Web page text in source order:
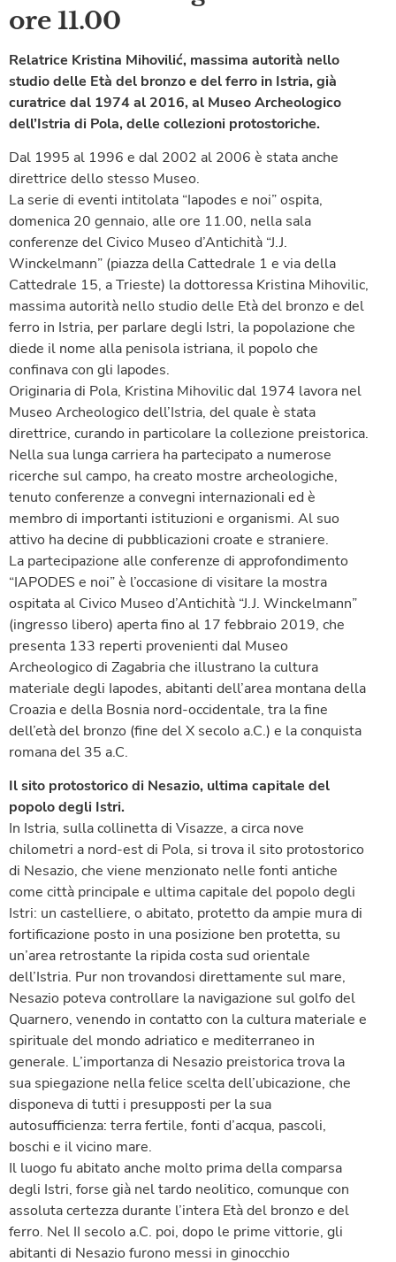
ore 11.00
Relatrice Kristina Mihovilić, massima autorità nello
studio delle Età del bronzo e del ferro in Istria, già
curatrice dal 1974 al 2016, al Museo Archeologico
dell’Istria di Pola, delle collezioni protostoriche.
Dal 1995 al 1996 e dal 2002 al 2006 è stata anche
direttrice dello stesso Museo.
La serie di eventi intitolata “Iapodes e noi” ospita,
domenica 20 gennaio, alle ore 11.00, nella sala
conferenze del Civico Museo d’Antichità “J.J.
Winckelmann” (piazza della Cattedrale 1 e via della
Cattedrale 15, a Trieste) la dottoressa Kristina Mihovilic,
massima autorità nello studio delle Età del bronzo e del
ferro in Istria, per parlare degli Istri, la popolazione che
diede il nome alla penisola istriana, il popolo che
confinava con gli Iapodes.
Originaria di Pola, Kristina Mihovilic dal 1974 lavora nel
Museo Archeologico dell’Istria, del quale è stata
direttrice, curando in particolare la collezione preistorica.
Nella sua lunga carriera ha partecipato a numerose
ricerche sul campo, ha creato mostre archeologiche,
tenuto conferenze a convegni internazionali ed è
membro di importanti istituzioni e organismi. Al suo
attivo ha decine di pubblicazioni croate e straniere.
La partecipazione alle conferenze di approfondimento
“IAPODES e noi” è l’occasione di visitare la mostra
ospitata al Civico Museo d’Antichità “J.J. Winckelmann”
(ingresso libero) aperta fino al 17 febbraio 2019, che
presenta 133 reperti provenienti dal Museo
Archeologico di Zagabria che illustrano la cultura
materiale degli Iapodes, abitanti dell’area montana della
Croazia e della Bosnia nord-occidentale, tra la fine
dell’età del bronzo (fine del X secolo a.C.) e la conquista
romana del 35 a.C.
Il sito protostorico di Nesazio, ultima capitale del
popolo degli Istri.
In Istria, sulla collinetta di Visazze, a circa nove
chilometri a nord-est di Pola, si trova il sito protostorico
di Nesazio, che viene menzionato nelle fonti antiche
come città principale e ultima capitale del popolo degli
Istri: un castelliere, o abitato, protetto da ampie mura di
fortificazione posto in una posizione ben protetta, su
un’area retrostante la ripida costa sud orientale
dell’Istria. Pur non trovandosi direttamente sul mare,
Nesazio poteva controllare la navigazione sul golfo del
Quarnero, venendo in contatto con la cultura materiale e
spirituale del mondo adriatico e mediterraneo in
generale. L’importanza di Nesazio preistorica trova la
sua spiegazione nella felice scelta dell’ubicazione, che
disponeva di tutti i presupposti per la sua
autosufficienza: terra fertile, fonti d’acqua, pascoli,
boschi e il vicino mare.
Il luogo fu abitato anche molto prima della comparsa
degli Istri, forse già nel tardo neolitico, comunque con
assoluta certezza durante l’intera Età del bronzo e del
ferro. Nel II secolo a.C. poi, dopo le prime vittorie, gli
abitanti di Nesazio furono messi in ginocchio